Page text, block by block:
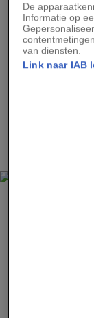
DAVID M. PHILLIPS,
De
Informatie op
van diensten.
Link naar IAB